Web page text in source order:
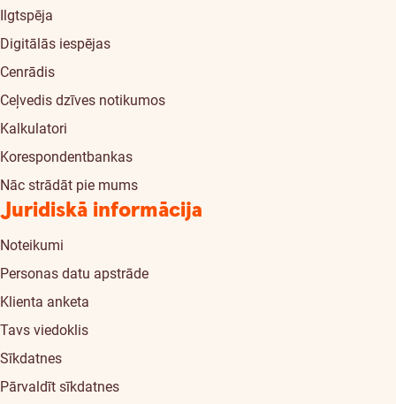
Ilgtspēja
Digitālās iespējas
Cenrādis
Ceļvedis dzīves notikumos
Kalkulatori
Korespondentbankas
Nāc strādāt pie mums
Juridiskā informācija
Noteikumi
Personas datu apstrāde
Klienta anketa
Tavs viedoklis
Sīkdatnes
Pārvaldīt sīkdatnes